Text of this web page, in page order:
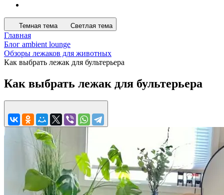
Темная тема Светлая тема
Главная
Блог ambient lounge
Обзоры лежаков для животных
Как выбрать лежак для бультерьера
Как выбрать лежак для бультерьера